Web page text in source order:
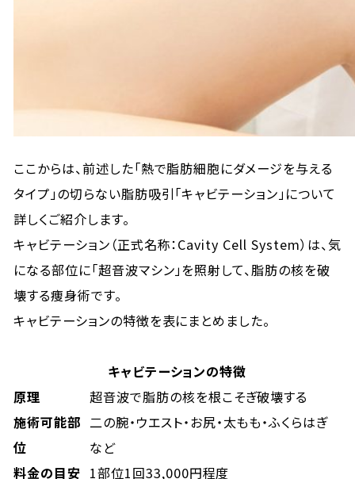
ここからは、前述した「熱で脂肪細胞にダメージを与える
タイプ」の切らない脂肪吸引「キャビテーション」について
詳しくご紹介します。
キャビテーション（正式名称：Cavity Cell System）は、気
になる部位に「超音波マシン」を照射して、脂肪の核を破
壊する痩身術です。
キャビテーションの特徴を表にまとめました。
キャビテーションの特徴
原理
超音波で脂肪の核を根こそぎ破壊する
施術可能部
位
二の腕・ウエスト・お尻・太もも・ふくらはぎ
など
料金の目安 1部位1回33,000円程度